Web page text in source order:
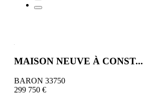
MAISON NEUVE À CONST...
BARON 33750
299 750 €